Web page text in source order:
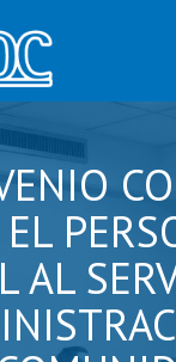
EL
AL